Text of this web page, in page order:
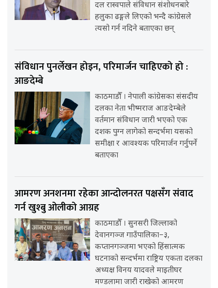
दल रास्वपाले संविधान संशोधनबारे
हलुका ढङ्गले लिएको भन्दै कांग्रेसले
त्यसो गर्न नदिने बताएका छन्
संविधान पुनर्लेखन होइन, परिमार्जन चाहिएको हो :
आङदेम्बे
काठमाडौँ । नेपाली कांग्रेसका संसदीय
दलका नेता भीष्मराज आङदेम्बेले
वर्तमान संविधान जारी भएको एक
दशक पुग्न लागेको सन्दर्भमा यसको
समीक्षा र आवश्यक परिमार्जन गर्नुपर्ने
बताएका
आमरण अनशनमा रहेका आन्दोलनरत पक्षसँग संवाद
गर्न खुश्बु ओलीको आग्रह
काठमाडौँ । सुनसरी जिल्लाको
देवानगञ्ज गाउँपालिका–३,
कप्तानगञ्जमा भएको हिंसात्मक
घटनाको सन्दर्भमा राष्ट्रिय एकता दलका
अध्यक्ष विनय यादवले माइतीघर
मण्डलामा जारी राखेको आमरण